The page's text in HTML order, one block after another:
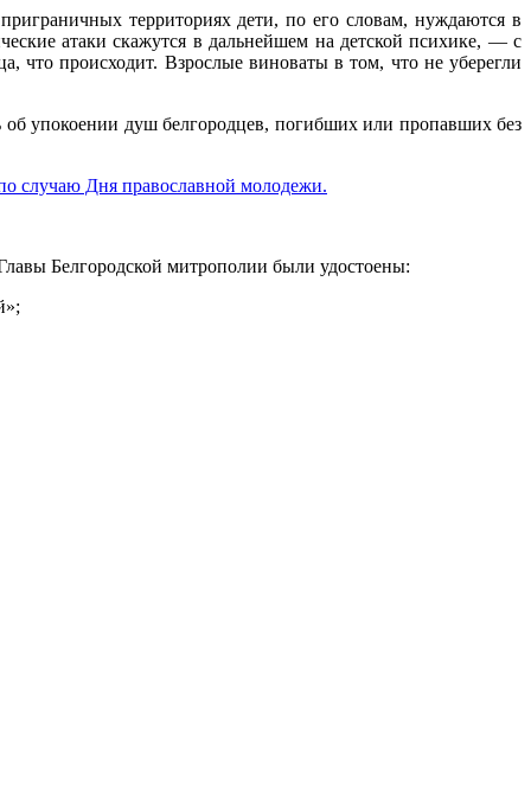
территориях дети, по его словам, нуждаются в
атаки скажутся в дальнейшем на детской психике, — с
что происходит. Взрослые виноваты в том, что не уберегли
упокоении душ белгородцев, погибших или пропавших без
случаю Дня православной молодежи.
Белгородской митрополии были удостоены: